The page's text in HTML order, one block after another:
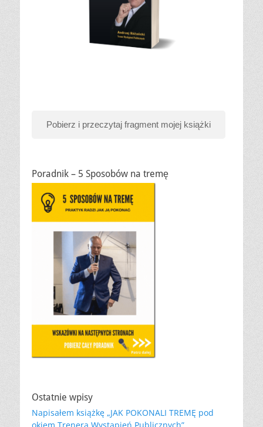
Pobierz i przeczytaj fragment mojej książki
Poradnik – 5 Sposobów na tremę
Ostatnie wpisy
Napisałem książkę „JAK POKONALI TREMĘ pod